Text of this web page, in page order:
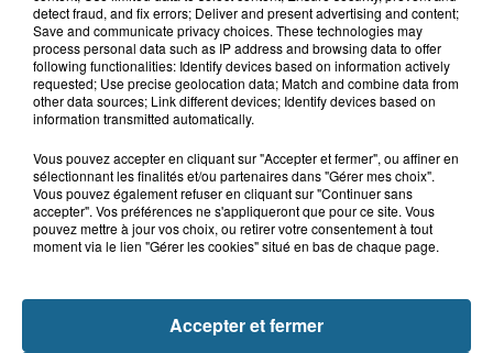
Grand jeu de l'été : les cabines de plages
Gagnez vos entrées pour Dennlys
Parc
detect fraud, and fix errors; Deliver and present advertising and content;
Save and communicate privacy choices. These technologies may
process personal data such as IP address and browsing data to offer
following functionalities: Identify devices based on information actively
requested; Use precise geolocation data; Match and combine data from
other data sources; Link different devices; Identify devices based on
information transmitted automatically.
Vous pouvez accepter en cliquant sur "Accepter et fermer", ou affiner en
sélectionnant les finalités et/ou partenaires dans "Gérer mes choix".
Vous pouvez également refuser en cliquant sur "Continuer sans
accepter". Vos préférences ne s'appliqueront que pour ce site. Vous
pouvez mettre à jour vos choix, ou retirer votre consentement à tout
moment via le lien "Gérer les cookies" situé en bas de chaque page.
Accepter et fermer